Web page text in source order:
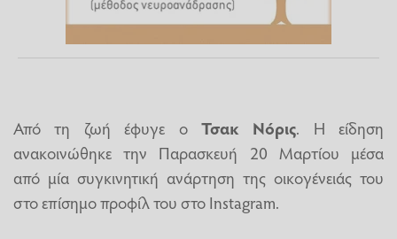
Από τη ζωή έφυγε ο Τσακ Νόρις. Η είδηση
ανακοινώθηκε την Παρασκευή 20 Μαρτίου μέσα
από μία συγκινητική ανάρτηση της οικογένειάς του
στο επίσημο προφίλ του στο Instagram.